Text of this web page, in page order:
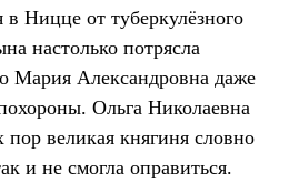
в Ницце от туберкулёзного
настолько потрясла
Мария Александровна даже
Ольга Николаевна
пор великая княгиня словно
и не смогла оправиться.